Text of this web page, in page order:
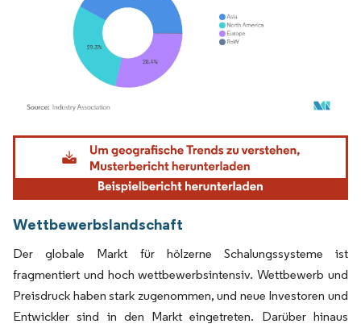
Bild © Mordor Intelligence. Wiederverwendung erfordert Namensnennung gemäß
Wettbewerbslandschaft
Der globale Markt für hölzerne Schalungssysteme ist
fragmentiert und hoch wettbewerbsintensiv. Wettbewerb und
Preisdruck haben stark zugenommen, und neue Investoren und
Entwickler sind in den Markt eingetreten. Darüber hinaus